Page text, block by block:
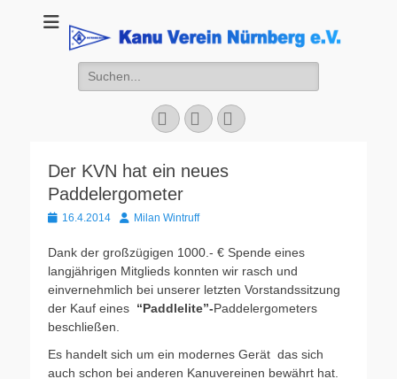
Kanu Verein
Nuernberg
Suchen
nach:
Facebook
YouTubeInstagram
Der KVN hat ein neues
Paddelergometer
Veröffentlicht
16.4.2014 AutorMilan Wintruff
Dank der großzügigen 1000.- € Spende eines
langjährigen Mitglieds konnten wir rasch und
einvernehmlich bei unserer letzten Vorstandssitzung
der Kauf eines “Paddlelite”-Paddelergometers
beschließen.
Es handelt sich um ein modernes Gerät das sich
auch schon bei anderen Kanuvereinen bewährt hat.